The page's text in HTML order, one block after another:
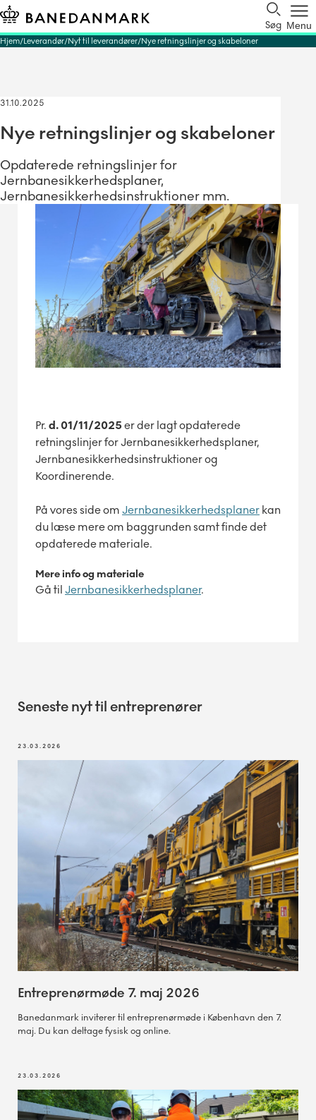
Søg Menu
Hjem Leverandør Nyt til leverandører Nye retningslinjer og skabeloner
31.10.2025
Nye retningslinjer og skabeloner
Opdaterede retningslinjer for
Jernbanesikkerhedsplaner,
Jernbanesikkerhedsinstruktioner mm.
Pr. d. 01/11/2025er der lagt opdaterede
retningslinjer for Jernbanesikkerhedsplaner,
Jernbanesikkerhedsinstruktioner og
Koordinerende.
På vores side om Jernbanesikkerhedsplaner kan
du læse mere om baggrunden samt finde det
opdaterede materiale.
Mere info og materiale
Gå til Jernbanesikkerhedsplaner.
Seneste nyt til entreprenører
23.03.2026
Entreprenørmøde 7. maj 2026
Banedanmark inviterer til entreprenørmøde i København den 7.
maj. Du kan deltage fysisk og online.
23.03.2026